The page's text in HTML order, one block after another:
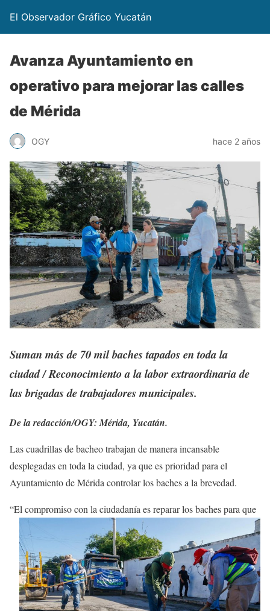
El Observador Gráfico Yucatán
Avanza Ayuntamiento en
operativo para mejorar las calles
de Mérida
OGY hace 2 años
Suman más de 70 mil baches tapados en toda la
ciudad / Reconocimiento a la labor extraordinaria de
las brigadas de trabajadores municipales.
De la redacción/OGY: Mérida, Yucatán.
Las cuadrillas de bacheo trabajan de manera incansable
desplegadas en toda la ciudad, ya que es prioridad para el
Ayuntamiento de Mérida controlar los baches a la brevedad.
“El compromiso con la ciudadanía es reparar los bachespara que